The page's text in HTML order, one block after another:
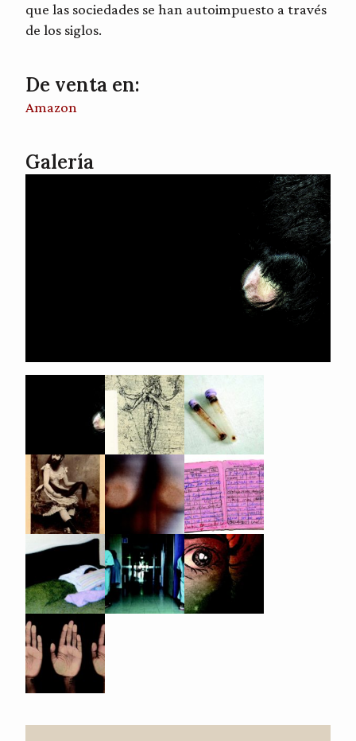
que las sociedades se han autoimpuesto a través
de los siglos.
De venta en:
Amazon
Galería